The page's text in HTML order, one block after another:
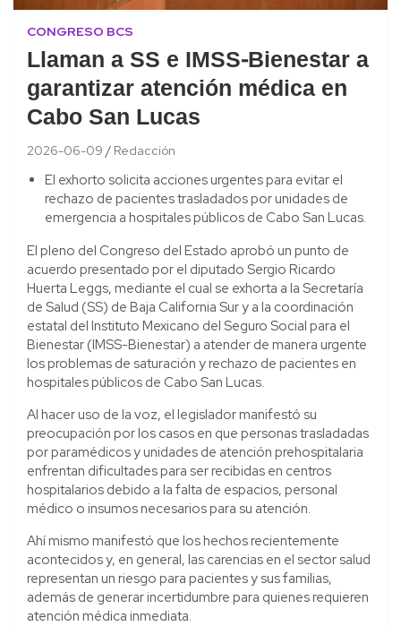
CONGRESO BCS
Llaman a SS e IMSS-Bienestar a
garantizar atención médica en
Cabo San Lucas
2026-06-09 Redacción
El exhorto solicita acciones urgentes para evitar el
rechazo de pacientes trasladados por unidades de
emergencia a hospitales públicos de Cabo San Lucas.
El pleno del Congreso del Estado aprobó un punto de
acuerdo presentado por el diputado Sergio Ricardo
Huerta Leggs, mediante el cual se exhorta a la Secretaría
de Salud (SS) de Baja California Sur y a la coordinación
estatal del Instituto Mexicano del Seguro Social para el
Bienestar (IMSS-Bienestar) a atender de manera urgente
los problemas de saturación y rechazo de pacientes en
hospitales públicos de Cabo San Lucas.
Al hacer uso de la voz, el legislador manifestó su
preocupación por los casos en que personas trasladadas
por paramédicos y unidades de atención prehospitalaria
enfrentan dificultades para ser recibidas en centros
hospitalarios debido a la falta de espacios, personal
médico o insumos necesarios para su atención.
Ahí mismo manifestó que los hechos recientemente
acontecidos y, en general, las carencias en el sector salud
representan un riesgo para pacientes y sus familias,
además de generar incertidumbre para quienes requieren
atención médica inmediata.